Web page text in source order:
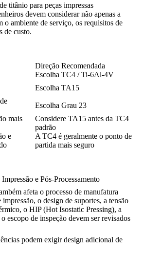
titânio para peças impressas
devem considerar não apenas a
o ambiente de serviço, os requisitos de
de custo.
Direção Recomendada
Escolha TC4 / Ti-6Al-4V
Escolha TA15
Escolha Grau 23
mais
Considere TA15 antes da TC4
padrão
e
A TC4 é geralmente o ponto de
partida mais seguro
e Pós-Processamento
afeta o processo de manufatura
o design de suportes, a tensão
o HIP (Hot Isostatic Pressing), a
escopo de inspeção devem ser revisados
podem exigir design adicional de